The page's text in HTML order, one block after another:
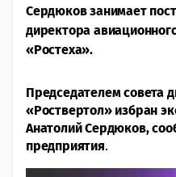
Сердюков занимает
директора
«Ростеха».
Председателем совета
«Роствертол» избран
Анатолий Сердюков,
предприятия.